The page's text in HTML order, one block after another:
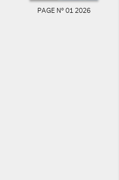
PAGE N° 01 2026